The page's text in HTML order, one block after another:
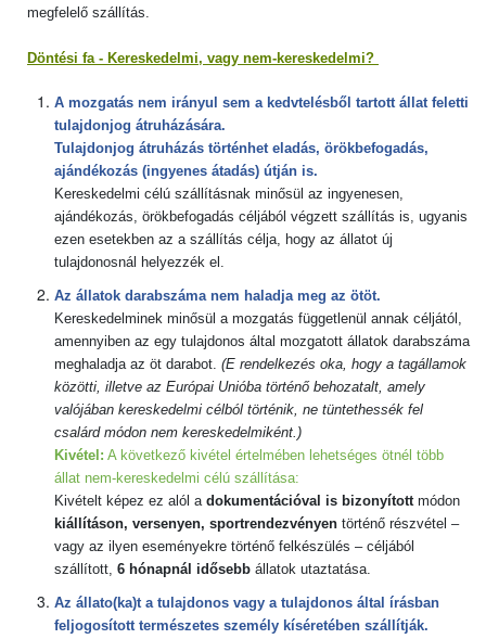
megfelelő szállítás.
Döntési fa - Kereskedelmi, vagy nem-kereskedelmi?
A mozgatás nem irányul sem a kedvtelésből tartott állat feletti
tulajdonjog átruházására.
Tulajdonjog átruházás történhet eladás, örökbefogadás,
ajándékozás (ingyenes átadás) útján is.
Kereskedelmi célú szállításnak minősül az ingyenesen,
ajándékozás, örökbefogadás céljából végzett szállítás is, ugyanis
ezen esetekben az a szállítás célja, hogy az állatot új
tulajdonosnál helyezzék el.
Az állatok darabszáma nem haladja meg az ötöt.
Kereskedelminek minősül a mozgatás függetlenül annak céljától,
amennyiben az egy tulajdonos által mozgatott állatok darabszáma
meghaladja az öt darabot. (E rendelkezés oka, hogy a tagállamok
közötti, illetve az Európai Unióba történő behozatalt, amely
valójában kereskedelmi célból történik, ne tüntethessék fel
csalárd módon nem kereskedelmiként.)
Kivétel: A következő kivétel értelmében lehetséges ötnél több
állat nem-kereskedelmi célú szállítása:
Kivételt képez ez alól a dokumentációval is bizonyított módon
kiállításon, versenyen, sportrendezvényen történő részvétel –
vagy az ilyen eseményekre történő felkészülés – céljából
szállított, 6 hónapnál idősebb állatok utaztatása.
Az állato(ka)t a tulajdonos vagy a tulajdonos által írásban
feljogosított természetes személy kíséretében szállítják.